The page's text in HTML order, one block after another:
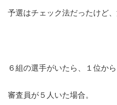
予選はチェック法だったけど、
６組の選手がいたら、１位か
審査員が５人いた場合。